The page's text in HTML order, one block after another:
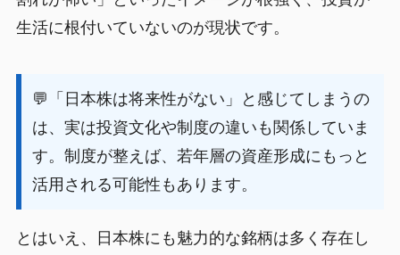
生活に根付いていないのが現状です。
💬「日本株は将来性がない」と感じてしまうの
は、実は投資文化や制度の違いも関係していま
す。制度が整えば、若年層の資産形成にもっと
活用される可能性もあります。
とはいえ、日本株にも魅力的な銘柄は多く存在し